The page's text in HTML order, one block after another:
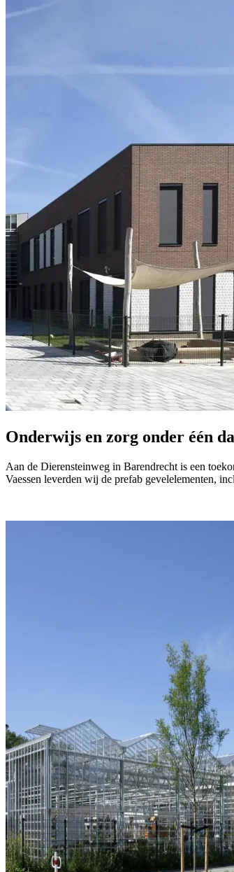
Onderwijs en zorg onder één
Aan de Dierensteinweg in Barendrecht is een
Vaessen leverden wij de prefab gevelelementen,